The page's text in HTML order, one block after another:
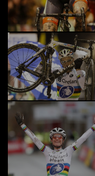
Cross 2015
Cross 2013